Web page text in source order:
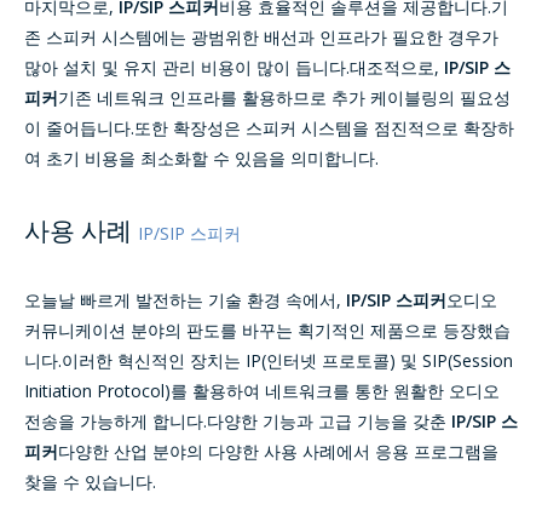
마지막으로, IP/SIP 스피커비용 효율적인 솔루션을 제공합니다.기
존 스피커 시스템에는 광범위한 배선과 인프라가 필요한 경우가
많아 설치 및 유지 관리 비용이 많이 듭니다.대조적으로, IP/SIP 스
피커기존 네트워크 인프라를 활용하므로 추가 케이블링의 필요성
이 줄어듭니다.또한 확장성은 스피커 시스템을 점진적으로 확장하
여 초기 비용을 최소화할 수 있음을 의미합니다.
사용 사례 IP/SIP 스피커
오늘날 빠르게 발전하는 기술 환경 속에서, IP/SIP 스피커오디오
커뮤니케이션 분야의 판도를 바꾸는 획기적인 제품으로 등장했습
니다.이러한 혁신적인 장치는 IP(인터넷 프로토콜) 및 SIP(Session
Initiation Protocol)를 활용하여 네트워크를 통한 원활한 오디오
전송을 가능하게 합니다.다양한 기능과 고급 기능을 갖춘 IP/SIP 스
피커다양한 산업 분야의 다양한 사용 사례에서 응용 프로그램을
찾을 수 있습니다.